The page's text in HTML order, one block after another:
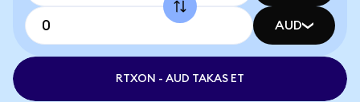
AUD
RTXON - AUD TAKAS ET